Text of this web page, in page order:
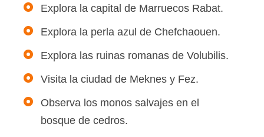
Explora la capital de Marruecos Rabat.
Explora la perla azul de Chefchaouen.
Explora las ruinas romanas de Volubilis.
Visita la ciudad de Meknes y Fez.
Observa los monos salvajes en el
bosque de cedros.